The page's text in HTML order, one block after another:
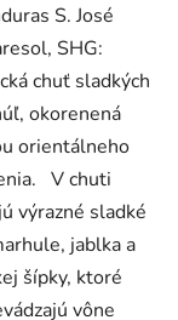
S. José
SHG:
chuť sladkých
okorenená
orientálneho
V chuti
výrazné sladké
jablka a
šípky, ktoré
vône